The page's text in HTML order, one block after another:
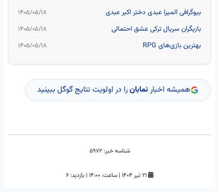
بیوگرافی المیرا عبدی دختر اکبر عبدی ۱۴۰۵/۰۵/۱۸
بازیگران سریال ترکی عشق احتمالی ۱۴۰۵/۰۵/۱۸
بهترین بازی‌های RPG ۱۴۰۵/۰۵/۱۸
همیشه اخبار نمابانرا در اولویت نتایج گوگل ببینید
شناسه خبر: 5972
۲۱ تیر ۱۴۰۴ | ساعت: ۱۴:۰۰ | بازدید: 6